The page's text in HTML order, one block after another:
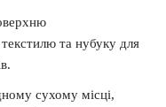
та нубуку для
сухому місці,